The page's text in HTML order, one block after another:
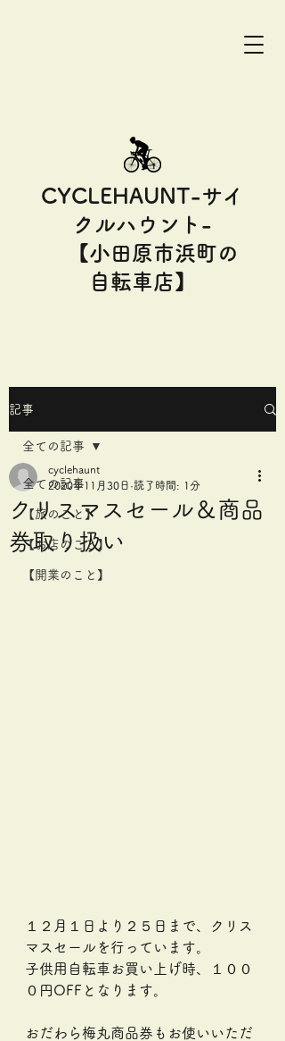
CYCLEHAUNT-サイ
クルハウント-
【小田原市浜町の
自転車店】
記事
全ての記事
【旅のこと】
【お店のこと】
【開業のこと】
全ての記事
クリスマスセール＆商品
券取り扱い
cyclehaunt
2020年11月30日 読了時間: 1分
１２月１日より２５日まで、クリス
マスセールを行っています。
子供用自転車お買い上げ時、１００
０円OFFとなります。
おだわら梅丸商品券もお使いいただ